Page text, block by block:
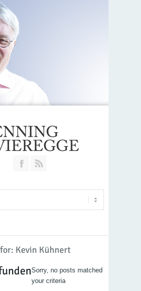
Join our Facebook Group
Kevin Kühnert
Sorry, no posts matched
your criteria